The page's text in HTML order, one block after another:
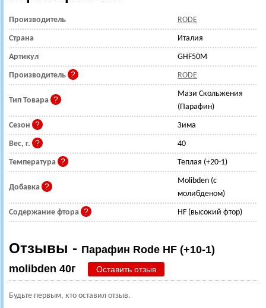
Производитель RODE
Страна Италия
Артикул GHF50M
Производитель RODE
Тип Товара
Мази Скольжения
(Парафин)
Сезон Зима
Вес, г. 40
Температура Теплая (+20-1)
Добавка
Molibden (с
молибденом)
Содержание фтора HF (высокий фтор)
Отзывы - Парафин Rode HF (+10-1)
molibden 40г
Оставить отзыв
Будьте первым, кто оставил отзыв.